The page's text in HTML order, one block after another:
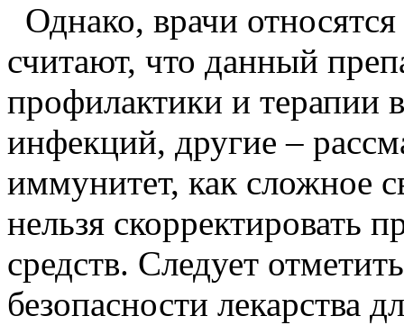
Однако, врачи
считают, что данный
профилактики и терапии
инфекций, другие –
иммунитет, как сложное
нельзя
средств. Следует
безопасности лекарства